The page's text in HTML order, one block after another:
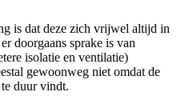
is dat deze zich vrijwel altijd in
doorgaans sprake is van
isolatie en ventilatie)
gewoonweg niet omdat de
duur vindt.